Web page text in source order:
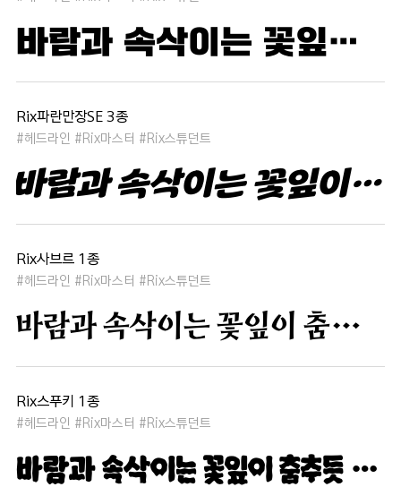
바람과 속삭이는 꽃잎이 춤추듯 하늘을 날아 새처럼 꿈은 자유롭고 별빛처럼 빛나 새벽의 고요함 속에서 겨울 눈처럼 순수한 열정은 봄을 부른다
Rix파란만장SE 3종
#헤드라인 #Rix마스터 #Rix스튜던트
바람과 속삭이는 꽃잎이 춤추듯 하늘을 날아 새처럼 꿈은 자유롭고 별빛처럼 빛나 새벽의 고요함 속에서 겨울 눈처럼 순수한 열정은 봄을 부른다
Rix사브르 1종
#헤드라인 #Rix마스터 #Rix스튜던트
바람과 속삭이는 꽃잎이 춤추듯 하늘을 날아 새처럼 꿈은 자유롭고 별빛처럼 빛나 새벽의 고요함 속에서 겨울 눈처럼 순수한 열정은 봄을 부른다
Rix스푸키 1종
#헤드라인 #Rix마스터 #Rix스튜던트
바람과 속삭이는 꽃잎이 춤추듯 하늘을 날아 새처럼 꿈은 자유롭고 별빛처럼 빛나 새벽의 고요함 속에서 겨울 눈처럼 순수한 열정은 봄을 부른다